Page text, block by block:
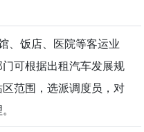
、饭店、医院等客运业
可根据出租汽车发展规
范围，选派调度员，对